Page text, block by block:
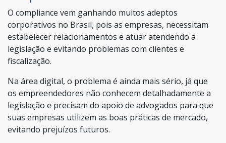
O compliance vem ganhando muitos adeptos
corporativos no Brasil, pois as empresas, necessitam
estabelecer relacionamentos e atuar atendendo a
legislação e evitando problemas com clientes e
fiscalização.
Na área digital, o problema é ainda mais sério, já que
os empreendedores não conhecem detalhadamente a
legislação e precisam do apoio de advogados para que
suas empresas utilizem as boas práticas de mercado,
evitando prejuízos futuros.